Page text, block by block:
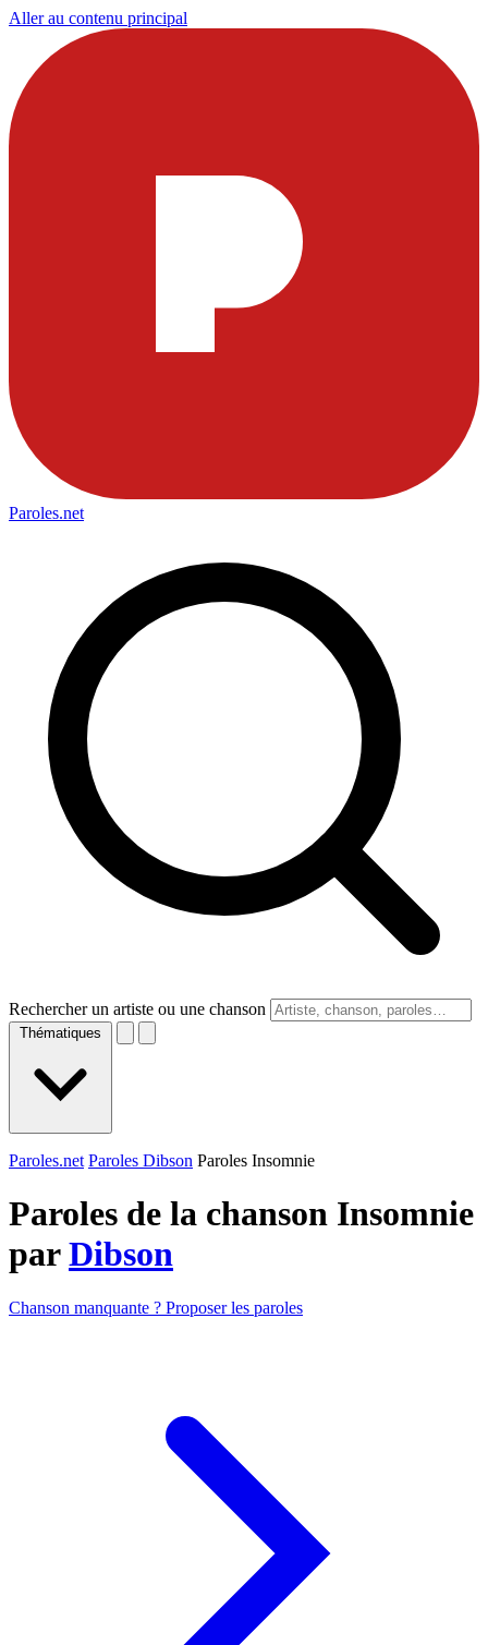
Aller au contenu principal
Paroles.net
Rechercher un artiste ou une chanson
Thématiques
Paroles.net Paroles Dibson Paroles Insomnie
Paroles de la chanson Insomnie
parDibson
Chanson manquante ? Proposer les paroles